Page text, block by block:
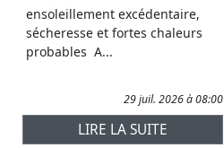
ensoleillement excédentaire,
sécheresse et fortes chaleurs
probables A...
29 juil. 2026 à 08:00
LIRE LA SUITE